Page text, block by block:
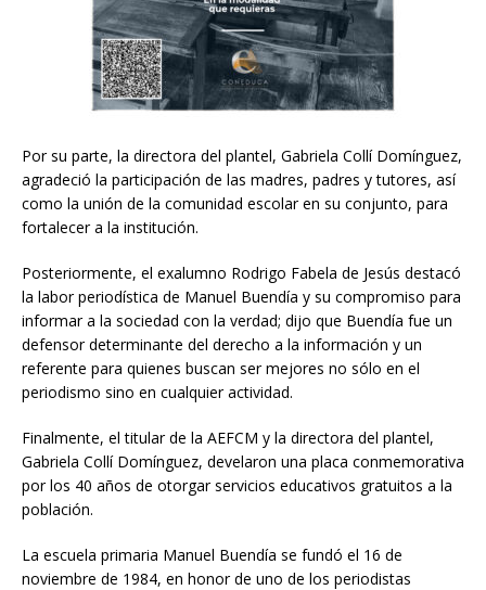
Por su parte, la directora del plantel, Gabriela Collí Domínguez,
agradeció la participación de las madres, padres y tutores, así
como la unión de la comunidad escolar en su conjunto, para
fortalecer a la institución.
Posteriormente, el exalumno Rodrigo Fabela de Jesús destacó
la labor periodística de Manuel Buendía y su compromiso para
informar a la sociedad con la verdad; dijo que Buendía fue un
defensor determinante del derecho a la información y un
referente para quienes buscan ser mejores no sólo en el
periodismo sino en cualquier actividad.
Finalmente, el titular de la AEFCM y la directora del plantel,
Gabriela Collí Domínguez, develaron una placa conmemorativa
por los 40 años de otorgar servicios educativos gratuitos a la
población.
La escuela primaria Manuel Buendía se fundó el 16 de
noviembre de 1984, en honor de uno de los periodistas